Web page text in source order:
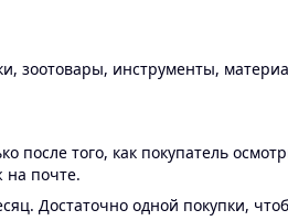
зоотовары, инструменты,
после того, как покупатель
на почте.
Достаточно одной покупки,